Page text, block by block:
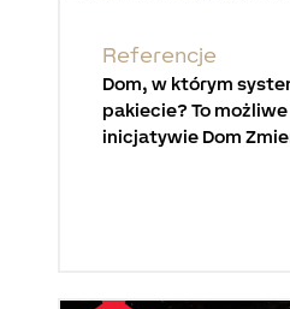
Referencje
Dom, w którym
pakiecie? To
inicjatywie Dom